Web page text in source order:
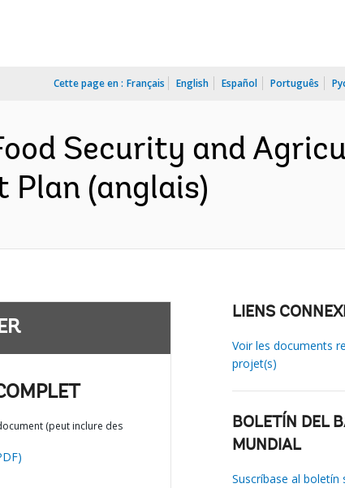
Cette page en : Français English Español Português
Security and
(anglais)
(peut inclure des
LIENS
Voir les documents
projet(s)
BOLETÍN DEL
MUNDIAL
Suscríbase al boletín